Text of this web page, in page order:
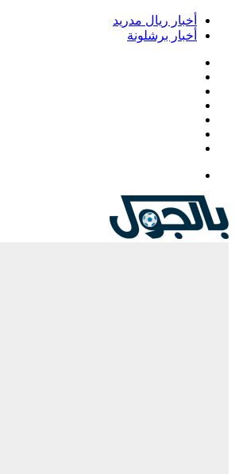
أخبار ريال مدريد
أخبار برشلونة